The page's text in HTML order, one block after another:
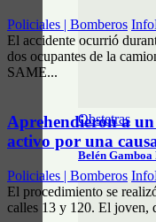
Obstetras
Belén
Policiales | Bomberos
El accidente ocurrió
dos ocupantes de la
SAME...
Aprehendieron a
activo por una
Policiales | Bomberos
El procedimiento se
calles 13 y 120. El joven,